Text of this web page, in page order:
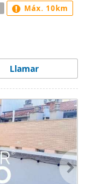
Llamar
Máx. 10km